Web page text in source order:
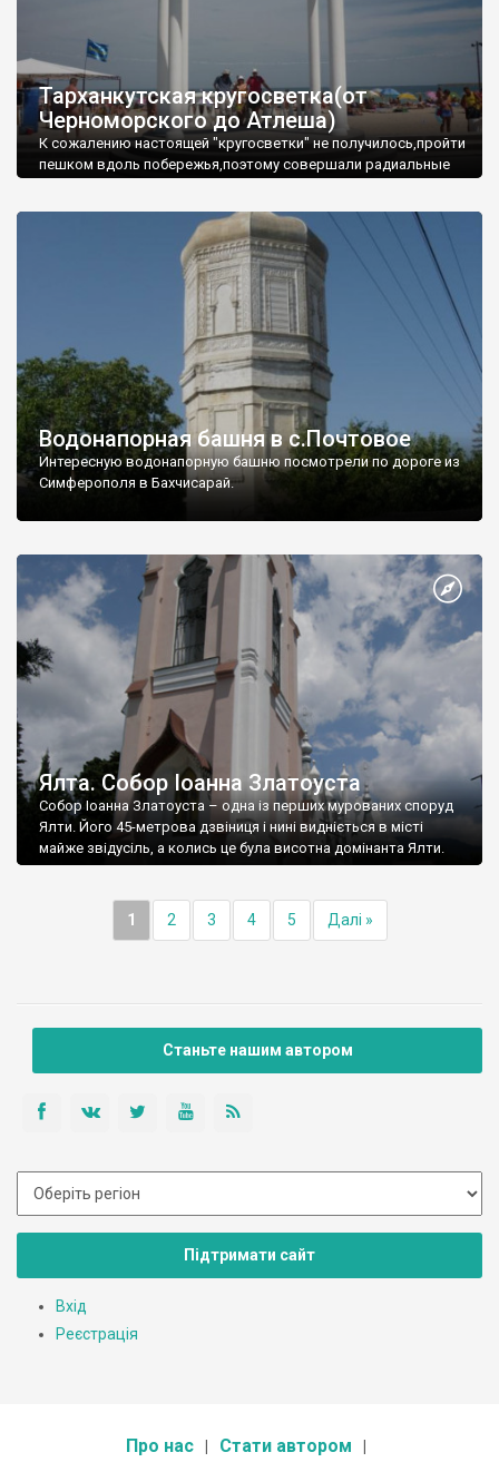
Тарханкутская кругосветка(от
Черноморского до Атлеша)
К сожалению настоящей "кругосветки" не получилось,пройти
пешком вдоль побережья,поэтому совершали радиальные
Водонапорная башня в с.Почтовое
Интересную водонапорную башню посмотрели по дороге из
Симферополя в Бахчисарай.
Ялта. Собор Іоанна Златоуста
Собор Іоанна Златоуста – одна із перших мурованих споруд
Ялти. Його 45-метрова дзвіниця і нині видніється в місті
майже звідусіль, а колись це була висотна домінанта Ялти.
1 2 3 4 5 Далі »
Станьте нашим автором
Підтримати сайт
Вхід
Реєстрація
Про нас Стати автором